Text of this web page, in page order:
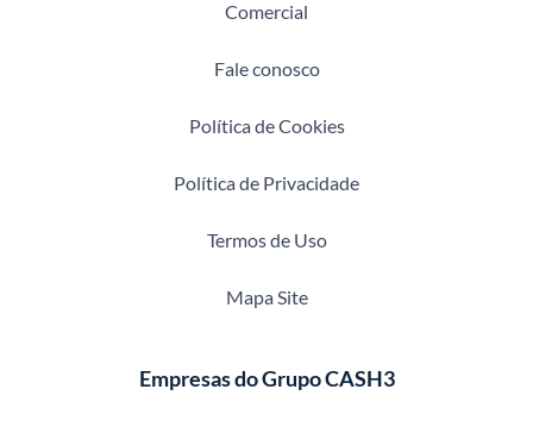
Comercial
Fale conosco
Política de Cookies
Política de Privacidade
Termos de Uso
Mapa Site
Empresas do Grupo CASH3